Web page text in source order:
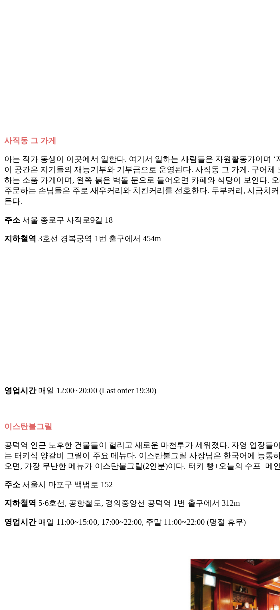
사직동 그 가게
아는 작가 동생이 이곳에서 일한다. 여기서 일하는 사람들은 자원활동가이며
이 공간은 지기들의 재능기부와 기부금으로 운영된다. 사직동 그 가게. 구어
하는 소품 가게이며, 왼쪽 붉은 벽돌 문으로 들어오면 카페와 식당이 보인다.
주문하는 손님들은 주로 새우커리와 치킨커리를 선호한다. 두부커리, 시금치
든다.
주소 서울 종로구 사직로9길 18
지하철역 3호선 경복궁역 1번 출구에서 454m
영업시간매일 12:00~20:00 (Last order 19:30)
이스탄불그릴
공덕역 인근 노후한 건물들이 헐리고 새로운 마천루가 세워졌다. 자영 업장들
는 터키식 양갈비 그릴이 주요 메뉴다. 이스탄불그릴 사장님은 한국어에 능통
오면, 가장 무난한 메뉴가 이스탄불그릴(2인분)이다. 터키 빵+오늘의 수프+
주소 서울시 마포구 백범로 152
지하철역 5·6호선, 공항철도, 경의중앙선 공덕역 1번 출구에서 312m
영업시간매일 11:00~15:00, 17:00~22:00, 주말 11:00~22:00 (명절 휴무)